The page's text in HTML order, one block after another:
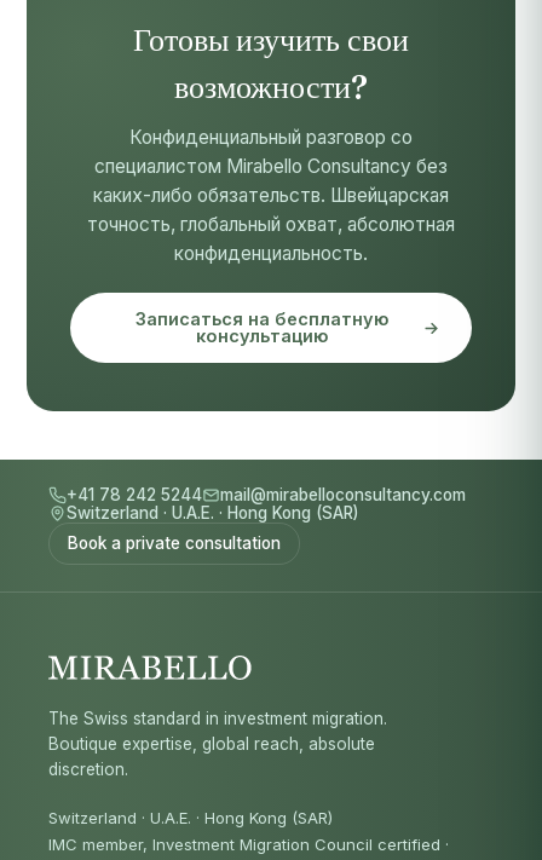
Готовы изучить свои
возможности?
Конфиденциальный разговор со
специалистом Mirabello Consultancy без
каких-либо обязательств. Швейцарская
точность, глобальный охват, абсолютная
конфиденциальность.
Записаться на бесплатную
консультацию
+41 78 242 5244
mail@mirabelloconsultancy.com
Switzerland · U.A.E. · Hong Kong (SAR)
Book a private consultation
The Swiss standard in investment migration.
Boutique expertise, global reach, absolute
discretion.
Switzerland · U.A.E. · Hong Kong (SAR)
IMC member, Investment Migration Council certified ·